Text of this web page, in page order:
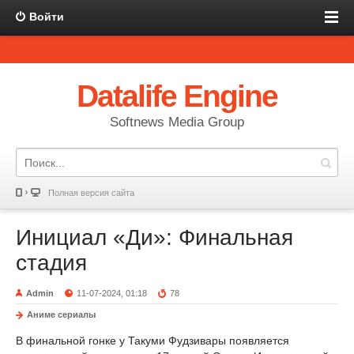
Войти
Datalife Engine
Softnews Media Group
Полная версия сайта
Инициал «Ди»: Финальная
стадия
Admin 11-07-2024, 01:18 78
Аниме сериалы
В финальной гонке у Такуми Фудзивары появляется